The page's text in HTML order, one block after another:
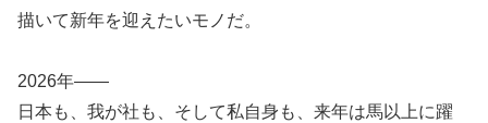
描いて新年を迎えたいモノだ。
2026年——
日本も、我が社も、そして私自身も、来年は馬以上に躍